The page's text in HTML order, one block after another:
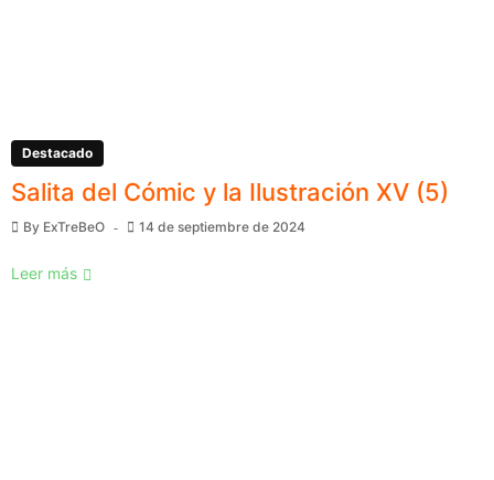
Destacado
Salita del Cómic y la Ilustración XV (5)
By ExTreBeO 14 de septiembre de 2024
Leer más